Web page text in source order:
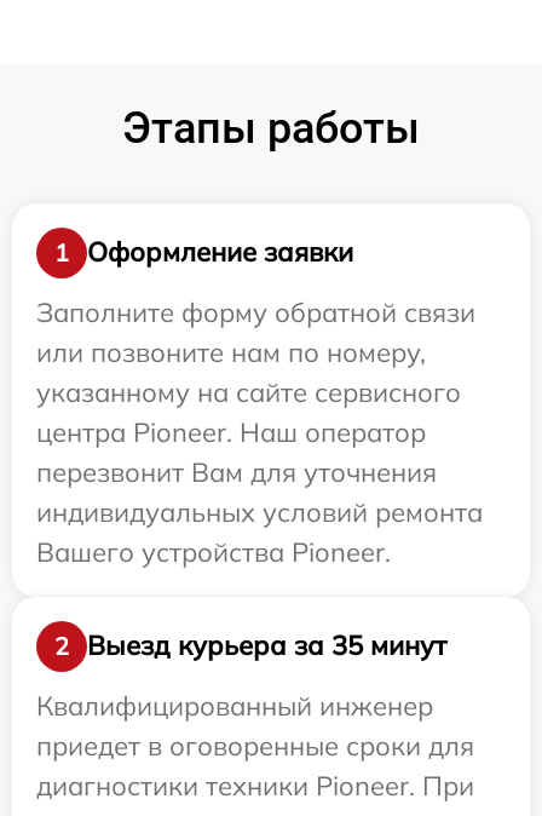
Этапы работы
1
Оформление заявки
Заполните форму обратной связи
или позвоните нам по номеру,
указанному на сайте сервисного
центра Pioneer. Наш оператор
перезвонит Вам для уточнения
индивидуальных условий ремонта
Вашего устройства Pioneer.
2
Выезд курьера за 35 минут
Квалифицированный инженер
приедет в оговоренные сроки для
диагностики техники Pioneer. При